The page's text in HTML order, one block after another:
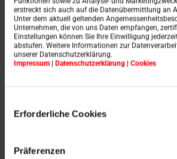
erstreckt sich auch auf die Datenübermittlung an
Unter dem aktuell geltenden
Unternehmen, die von uns Daten empfangen,
Einstellungen können Sie Ihre Einwilligung
abstufen. Weitere Informationen zur
unserer Datenschutzerklärung.
Impressum | Datenschutzerklärung | Cookies
Erforderliche Cookies
Präferenzen
Roleta proti hmyzu Roto je k
verziách a jej inštalácia je